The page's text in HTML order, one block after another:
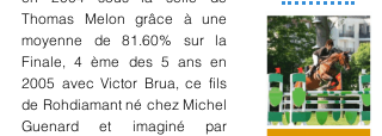
Thomas Melon grâce à une
moyenne de 81.60% sur la
Finale, 4 ème des 5 ans en
2005 avec Victor Brua, ce fils
de Rohdiamant né chez Michel
Guenard et imaginé par